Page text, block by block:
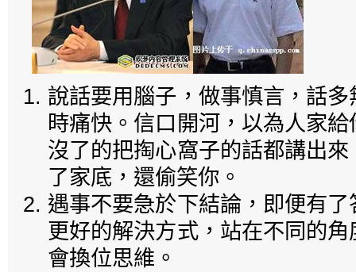
說話要用腦子，做事慎言，話
時痛快。信口開河，以為人家
沒了的把掏心窩子的話都講出
了家底，還偷笑你。
遇事不要急於下結論，即便有
更好的解決方式，站在不同的
會換位思維。